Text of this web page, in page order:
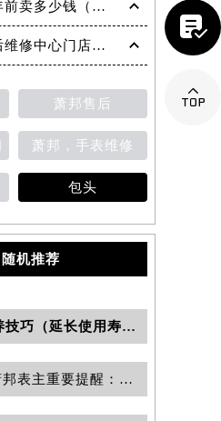
萧邦在三十年前卖多少钱（名表价格变迁的历史洞察）
萧邦手表售后维修中心门店地址
萧邦售后
萧邦，手表维修
包头
随机推荐
萧邦手表保养技巧（延长使用寿命的方法）
2026年8月萧邦表主重要提醒：售后网点搬迁与新增

